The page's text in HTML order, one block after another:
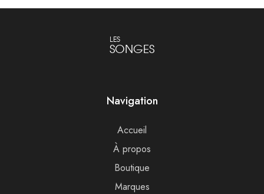
SONGES
LES
Navigation
Accueil
À propos
Boutique
Marques